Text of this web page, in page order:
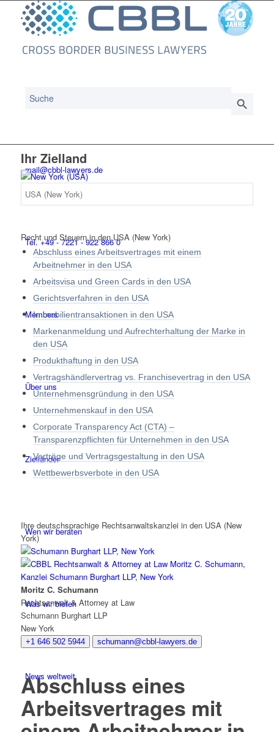
for:
mail@cbbl-lawyers.de
Tel. +49 - 7221 - 922 866 0
Members
Über uns
Zielländer
Wen wir beraten
Was wir bieten
News weltweit
Ihr Zielland
Recht und Steuern in den USA (New York)
Abschluss eines Arbeitsvertrages mit einem
Arbeitnehmer in den USA
Arbeitsvisa und Green Cards in den USA
Gerichtsverfahren in den USA
Immobilientransaktionen in den USA
Markenanmeldung und Aufrechterhaltung der Marke in
den USA
Produkthaftung in den USA
Vertragshändlervertrag vs. Franchisevertrag in den USA
Unternehmensgründung in den USA
Unternehmenskauf in den USA
Corporate Transparency Act (CTA) –
Transparenzpflichten für Unternehmen in den USA
Verträge und Vertragsgestaltung in den USA
Wettbewerbsverbote in den USA
Ihre deutschsprachige Rechtsanwaltskanzlei in den USA (New
York)
Moritz C. Schumann
Rechtsanwalt & Attorney at Law
Schumann Burghart LLP
New York
+1 646 502 5944 schumann@cbbl-lawyers.de
Abschluss eines
Arbeitsvertrages mit